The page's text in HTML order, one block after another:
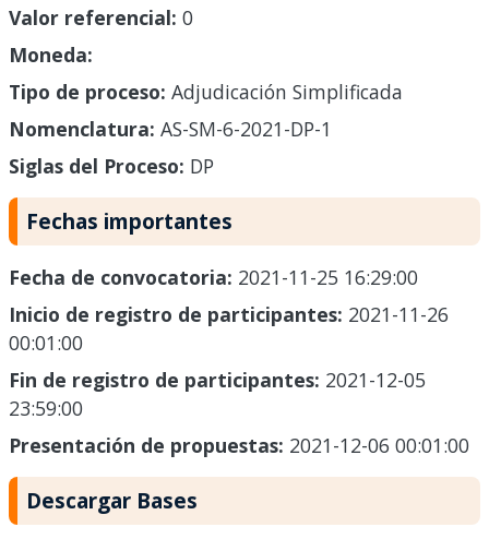
Valor referencial: 0
Moneda:
Tipo de proceso: Adjudicación Simplificada
Nomenclatura: AS-SM-6-2021-DP-1
Siglas del Proceso: DP
Fechas importantes
Fecha de convocatoria: 2021-11-25 16:29:00
Inicio de registro de participantes: 2021-11-26
00:01:00
Fin de registro de participantes: 2021-12-05
23:59:00
Presentación de propuestas: 2021-12-06 00:01:00
Descargar Bases